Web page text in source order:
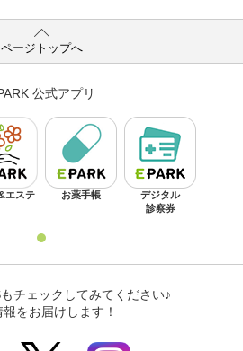
ページトップへ